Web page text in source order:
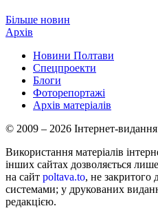
Більше новин
Архів
Новини Полтави
Спецпроекти
Блоги
Фоторепортажі
Архів матеріалів
© 2009 – 2026 Інтернет-
Використання матеріалів
інших сайтах дозволяється
на сайт poltava.to, не закритого
системами; у друкованих
редакцією.